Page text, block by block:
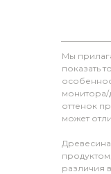
Мы
показать
монитора/
оттенок
может
различия